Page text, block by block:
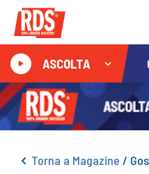
ASCOLTA
Torna a Magazine /